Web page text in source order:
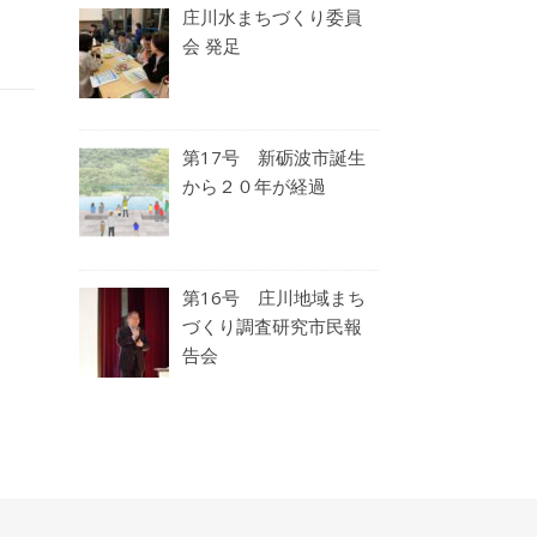
庄川水まちづくり委員
会 発足
第17号 新砺波市誕生
から２０年が経過
第16号 庄川地域まち
づくり調査研究市民報
告会